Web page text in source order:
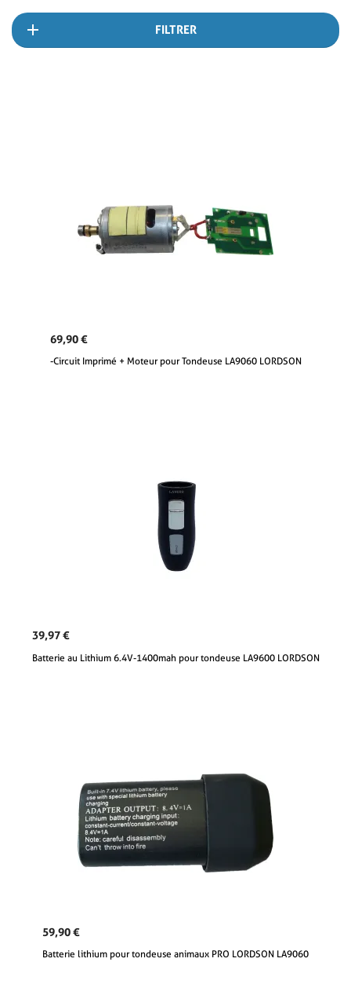
FILTRER
69,90 €
-Circuit Imprimé + Moteur pour Tondeuse LA9060 LORDSON
39,97 €
Batterie au Lithium 6.4V-1400mah pour tondeuse LA9600 LORDSON
59,90 €
Batterie lithium pour tondeuse animaux PRO LORDSON LA9060